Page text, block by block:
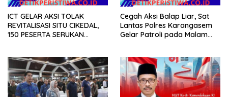
ICT GELAR AKSI TOLAK
REVITALISASI SITU CIKEDAL,
150 PESERTA SERUKAN
Cegah Aksi Balap Liar, Sat
Lantas Polres Karangasem
Gelar Patroli pada Malam